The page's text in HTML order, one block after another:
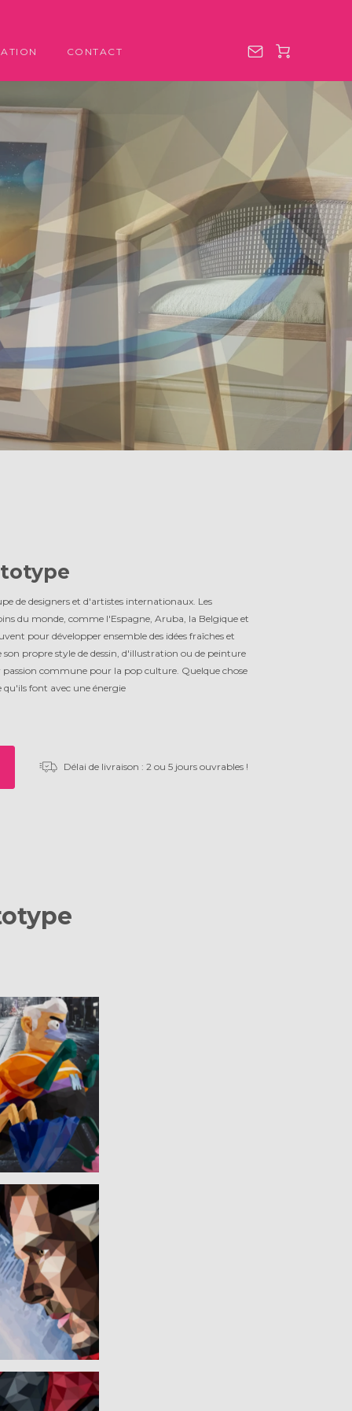
CONTACT
de designers et d'artistes internationaux. Les
du monde, comme l'Espagne, Aruba, la Belgique et
pour développer ensemble des idées fraîches et
propre style de dessin, d'illustration ou de peinture
passion commune pour la pop culture. Quelque chose
font avec une énergie
Délai de livraison : 2 ou 5 jours ouvrables !